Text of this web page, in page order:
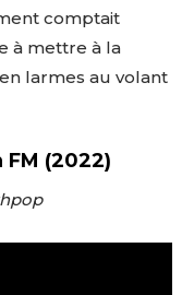
comptait
à mettre à la
larmes au volant
(2022)